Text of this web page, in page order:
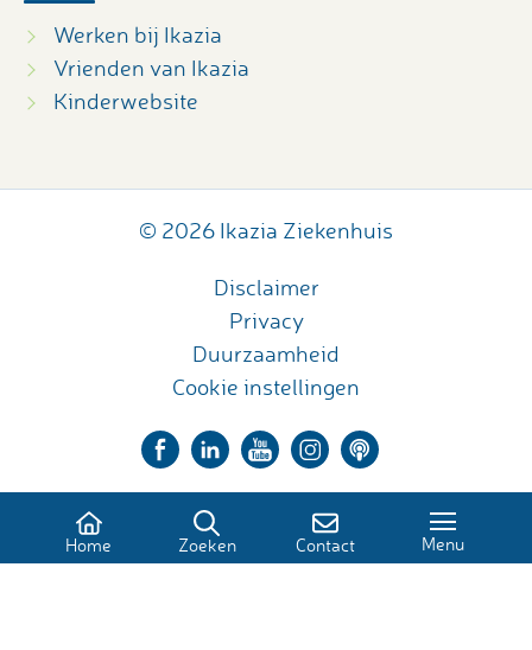
Werken bij Ikazia
Vrienden van Ikazia
Kinderwebsite
© 2026 Ikazia Ziekenhuis
Disclaimer
Privacy
Duurzaamheid
Cookie instellingen
Home Zoeken Contact Menu